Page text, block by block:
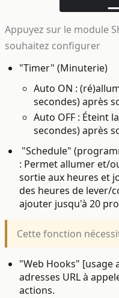
Appuyez sur le module
souhaitez configurer
"Timer" (Minuterie)
Auto ON :
secondes) après
Auto OFF : Éteint
secondes)après
"Schedule"
: Permet allumer et/
sortie aux heures et
des heures de lever/
ajouter jusqu'à 20
Cette fonction
"Web Hooks" [usage
adresses URL à
actions.